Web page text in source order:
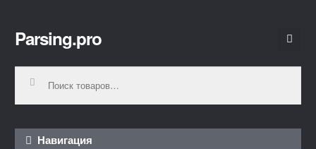
Перейти к навигации
Перейти к содержимому
Parsing.pro
Навигация